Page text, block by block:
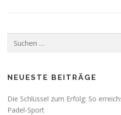
nach:
NEUESTE BEITRÄGE
Die Schlüssel zum Erfolg: So
Padel-Sport